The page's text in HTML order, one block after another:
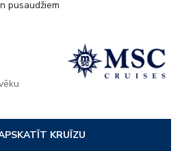
pusaudžiem
KRUĪZU